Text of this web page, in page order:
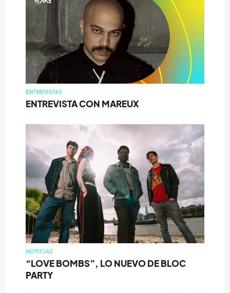
ENTREVISTAS
ENTREVISTA CON MAREUX
NOTICIAS
“LOVE BOMBS”, LO NUEVO DE BLOC
PARTY